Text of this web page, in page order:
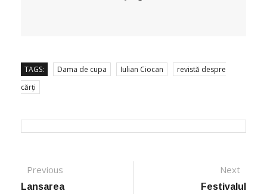
TAGS: Dama de cupa Iulian Ciocan
revistă despre
cărți
Post navigation
Previous
Lansarea
Next
Festivalul